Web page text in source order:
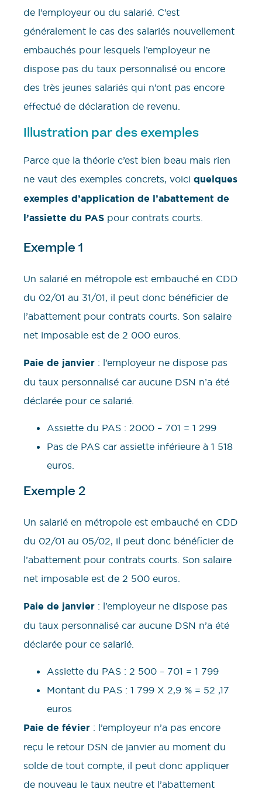
de l’employeur ou du salarié. C’est
généralement le cas des salariés nouvellement
embauchés pour lesquels l’employeur ne
dispose pas du taux personnalisé ou encore
des très jeunes salariés qui n’ont pas encore
effectué de déclaration de revenu.
Illustration par des exemples
Parce que la théorie c’est bien beau mais rien
ne vaut des exemples concrets, voici quelques
exemples d’application de l’abattement de
l’assiette du PAS pour contrats courts.
Exemple 1
Un salarié en métropole est embauché en CDD
du 02/01 au 31/01, il peut donc bénéficier de
l’abattement pour contrats courts. Son salaire
net imposable est de 2 000 euros.
Paie de janvier : l’employeur ne dispose pas
du taux personnalisé car aucune DSN n’a été
déclarée pour ce salarié.
Assiette du PAS : 2000 – 701 = 1 299
Pas de PAS car assiette inférieure à 1 518
euros.
Exemple 2
Un salarié en métropole est embauché en CDD
du 02/01 au 05/02, il peut donc bénéficier de
l’abattement pour contrats courts. Son salaire
net imposable est de 2 500 euros.
Paie de janvier : l’employeur ne dispose pas
du taux personnalisé car aucune DSN n’a été
déclarée pour ce salarié.
Assiette du PAS : 2 500 – 701 = 1 799
Montant du PAS : 1 799 X 2,9 % = 52 ,17
euros
Paie de févier : l’employeur n’a pas encore
reçu le retour DSN de janvier au moment du
solde de tout compte, il peut donc appliquer
de nouveau le taux neutre et l’abattement